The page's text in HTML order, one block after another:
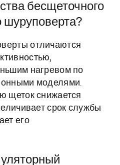
бесщеточного
шуруповерта?
отличаются
нагревом по
моделями.
щеток снижается
срок службы
его